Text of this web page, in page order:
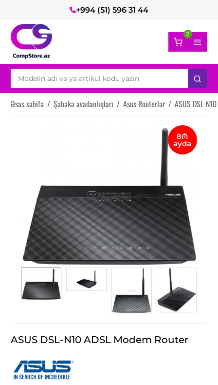
+994 (51) 596 31 44
2
Əsas səhifə / Şəbəkə avadanlıqları / Asus Routerlər / ASUS DSL-
8₼
ayda
ASUS DSL-N10 ADSL Modem Router